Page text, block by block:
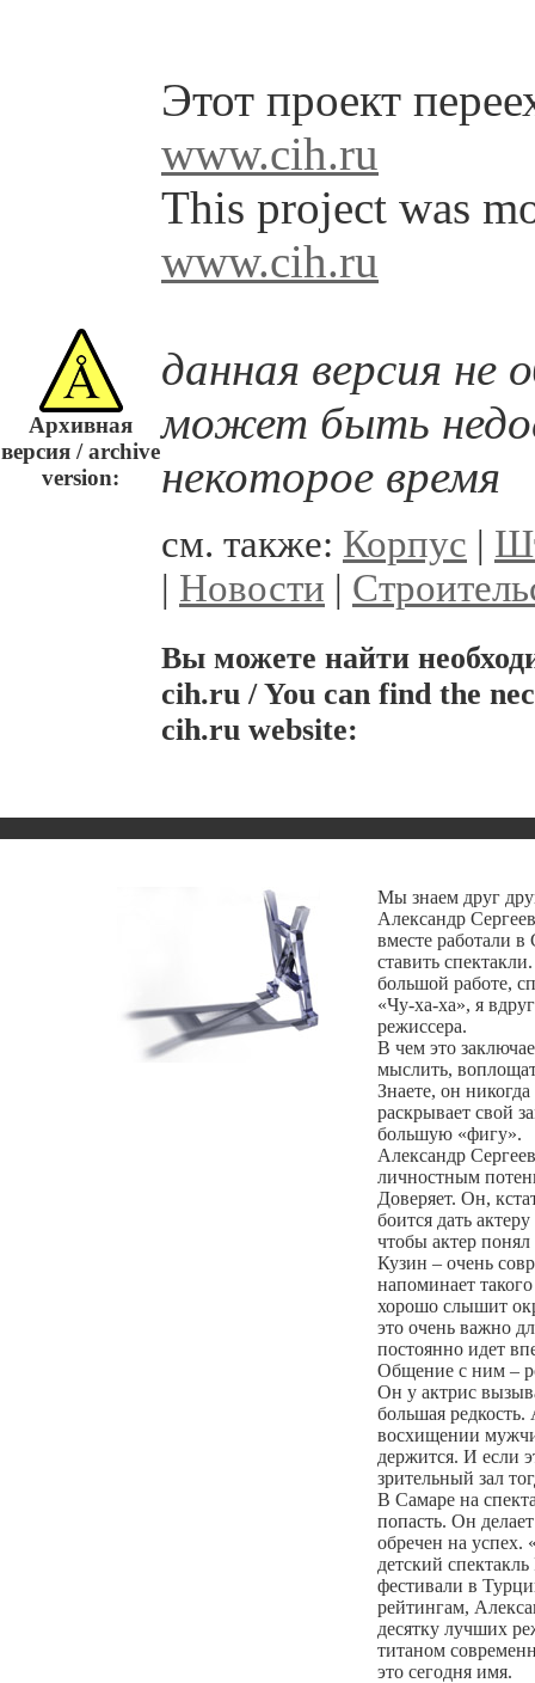
Архивная
версия / archive
version:
Этот проект
www.cih.ru
This project was
www.cih.ru
данная версия не
может быть
некоторое время
см. также: Корпус |
| Новости |
Вы можете найти
cih.ru / You can find the
cih.ru website:
Мы знаем друг
Александр
вместе работали
ставить
большой работе,
«Чу-ха-ха», я
режиссера.
В чем это
мыслить,
Знаете, он
раскрывает свой
большую «фигу».
Александр
личностным
Доверяет. Он,
боится дать
чтобы актер
Кузин – очень
напоминает
хорошо слышит
это очень важно
постоянно идет
Общение с ним –
Он у актрис
большая редкость.
восхищении
держится. И если
зрительный зал
В Самаре на
попасть. Он
обречен на успех.
детский
фестивали в
рейтингам,
десятку лучших
титаном
это сегодня имя.